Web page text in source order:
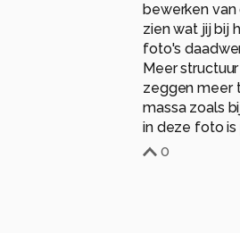
bewerken
zien wat jij bij
foto's
Meer
zeggen meer
massa zoals
in deze foto is
0